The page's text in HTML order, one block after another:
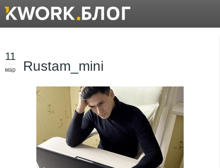
11
мар Rustam_mini